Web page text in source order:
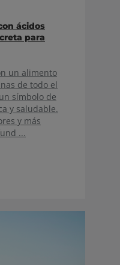
ácidos
para
un alimento
de todo el
símbolo de
y saludable.
y más
...